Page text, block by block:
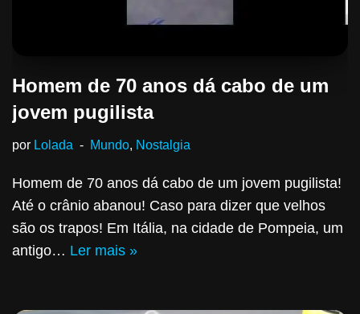
Homem de 70 anos dá cabo de um
jovem pugilista
por Lolada Mundo, Nostalgia
Homem de 70 anos dá cabo de um jovem pugilista!
Até o crânio abanou! Caso para dizer que velhos
são os trapos! Em Itália, na cidade de Pompeia, um
antigo… Ler mais »